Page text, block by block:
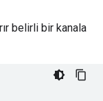
belirli bir kanala